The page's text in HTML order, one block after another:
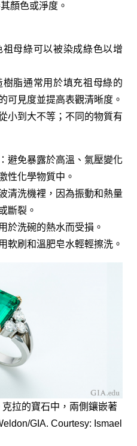
顏色或淨度。
母綠可以被染成綠色以增
脂通常用於填充祖母綠的
可見度並提高表觀清晰度。
小到大不等；不同的物質有
避免暴露於高溫、氣壓變化
性化學物質中。
清洗機裡，因為振動和熱量
斷裂。
於洗碗的熱水而受損。
軟刷和溫肥皂水輕輕擦洗。
拉的寶石中，兩側鑲嵌著
GIA. Courtesy: Ismael